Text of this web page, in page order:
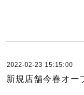
2022-02-23 15:15:00
新規店舗今春オー